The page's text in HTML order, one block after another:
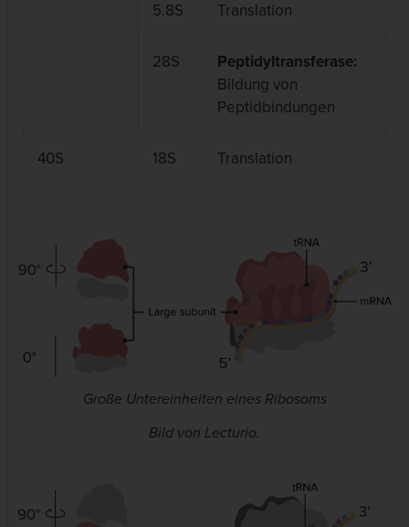
5.8S Translation
28S
Peptidyltransferase:
Bildung von
Peptidbindungen
40S 18S Translation
Große Untereinheiten eines Ribosoms
Bild von Lecturio.